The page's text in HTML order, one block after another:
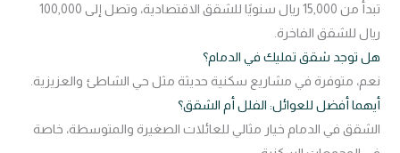
تبدأ من 15,000 ريال سنويًا للشقق الاقتصادية، وتصل إلى 100,000
ريال للشقق الفاخرة.
هل توجد شقق تمليك في الدمام؟
نعم، متوفرة في مشاريع سكنية حديثة مثل حي الشاطئ والعزيزية.
أيهما أفضل للعوائل: الفلل أم الشقق؟
الشقق في الدمام خيار مثالي للعائلات الصغيرة والمتوسطة، خاصة